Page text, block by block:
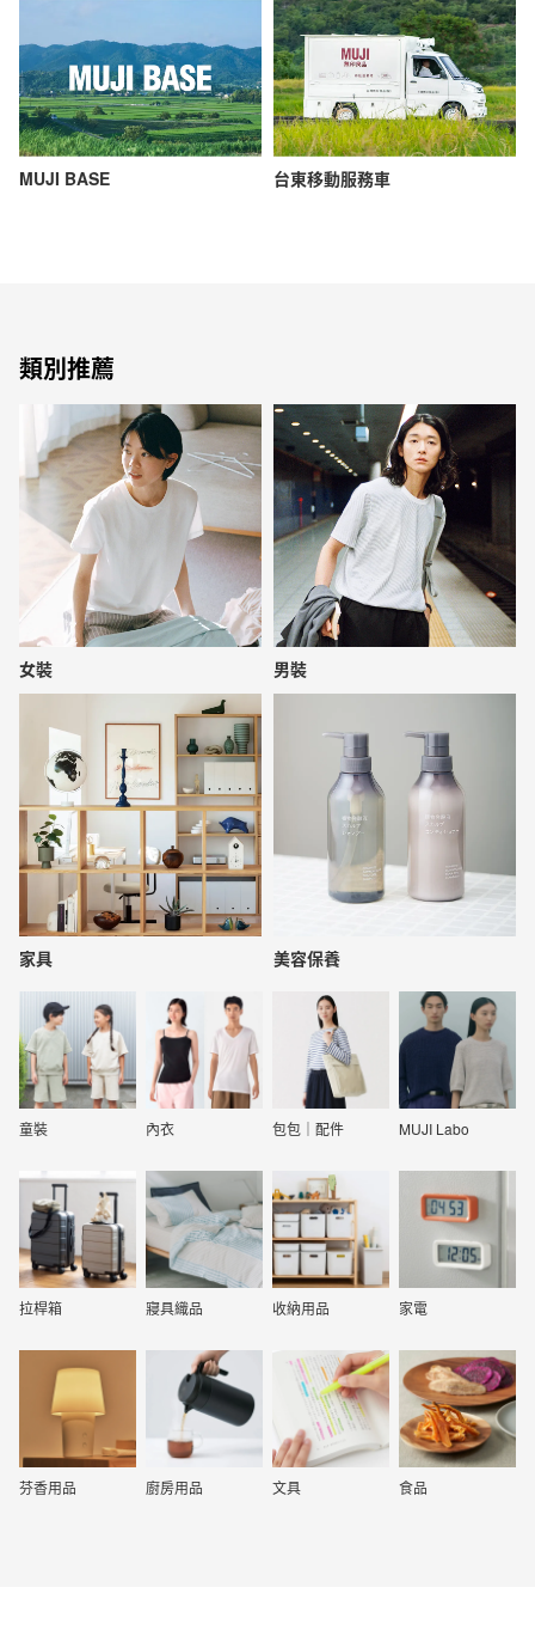
MUJI BASE 台東移動服務車
類別推薦
女裝 男裝
家具 美容保養
童裝 內衣 包包｜配件 MUJI Labo
拉桿箱 寢具織品 收納用品 家電
芬香用品 廚房用品 文具 食品